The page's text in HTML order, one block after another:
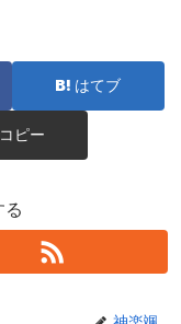
はてブ
コピー
る